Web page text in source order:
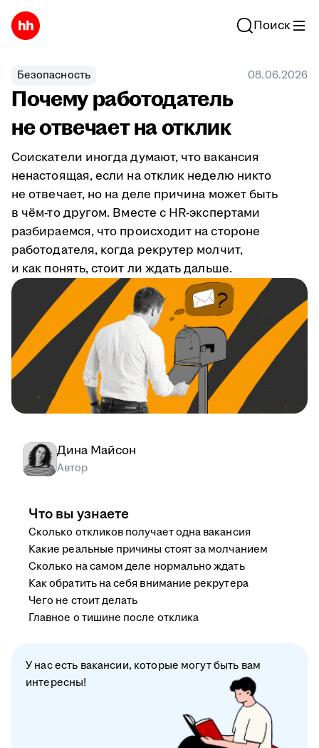
Поиск
Безопасность 08.06.2026
Почему работодатель
не отвечает на отклик
Соискатели иногда думают, что вакансия
ненастоящая, если на отклик неделю никто
не отвечает, но на деле причина может быть
в чём-то другом. Вместе с HR-экспертами
разбираемся, что происходит на стороне
работодателя, когда рекрутер молчит,
и как понять, стоит ли ждать дальше.
Дина Майсон
Автор
Что вы узнаете
Сколько откликов получает одна вакансия
Какие реальные причины стоят за молчанием
Сколько на самом деле нормально ждать
Как обратить на себя внимание рекрутера
Чего не стоит делать
Главное о тишине после отклика
У нас есть вакансии, которые могут быть вам
интересны!